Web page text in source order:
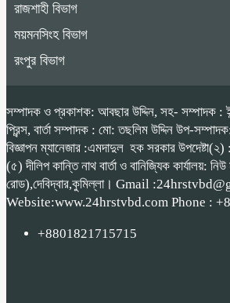
রাজশাহী বিভাগ
ময়মনসিংহ বিভাগ
রংপুর বিভাগ
সম্পাদক ও প্রকাশক: আবছার উদ্দিন, সহ- সম্পাদক :
প্রিন্স, বার্তা সম্পাদক : মো: তছলিম উদ্দিন উপ-
বিজ্ঞাপন ম্যানেজার :এমদাদুল হক সরকার উপদেষ্টা(২)
(৫) দীলিপ কান্তি নাথ বার্তা ও বানিজ্যিক কার্যালয়: নিউ
রোড),দেবিদ্বার,কুমিল্লা। Gmail
Website:www.24hrstvbd.com Phone :
+8801821715715